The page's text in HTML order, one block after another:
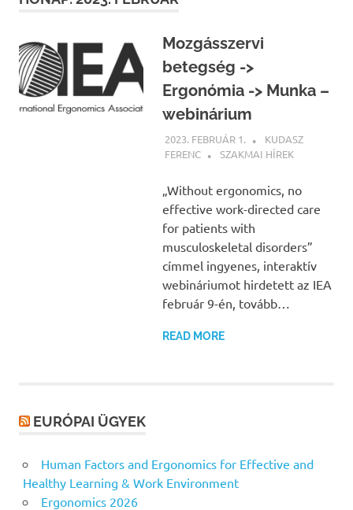
Mozgásszervi
betegség ->
Ergonómia -> Munka –
webinárium
2023. FEBRUÁR 1.
KUDASZ
FERENC
SZAKMAI HÍREK
„Without ergonomics, no
effective work-directed care
for patients with
musculoskeletal disorders”
címmel ingyenes, interaktív
webináriumot hirdetett az IEA
február 9-én, tovább…
READ MORE
EURÓPAI ÜGYEK
Human Factors and Ergonomics for Effective and
Healthy Learning & Work Environment
Ergonomics 2026